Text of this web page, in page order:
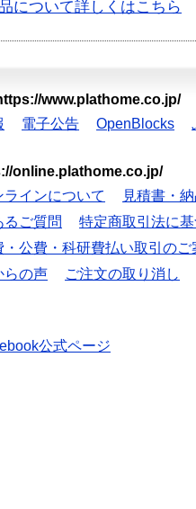
について詳しくはこちら
www.plathome.co.jp/
電子公告 OpenBlocks
online.plathome.co.jp/
インについて
見積書・
るご質問
特定商取引法に
・公費・科研費払い取引のご
らの声 ご注文の取り消し
公式ページ